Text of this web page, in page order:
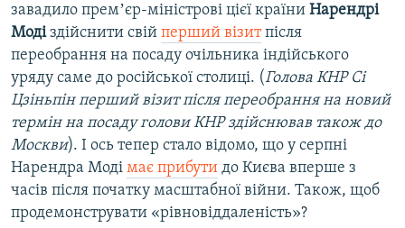
завадило премʼєр-міністрові цієї країни Нарендрі
Модіздійснити свій перший візитпісля
переобрання на посаду очільника індійського
уряду саме до російської столиці. (Голова КНР Сі
Цзіньпін перший візит після переобрання на новий
термін на посаду голови КНР здійснював також до
Москви). І ось тепер стало відомо, що у серпні
Нарендра Моді має прибути до Києва вперше з
часів після початку масштабної війни. Також, щоб
продемонструвати «рівновіддаленість»?